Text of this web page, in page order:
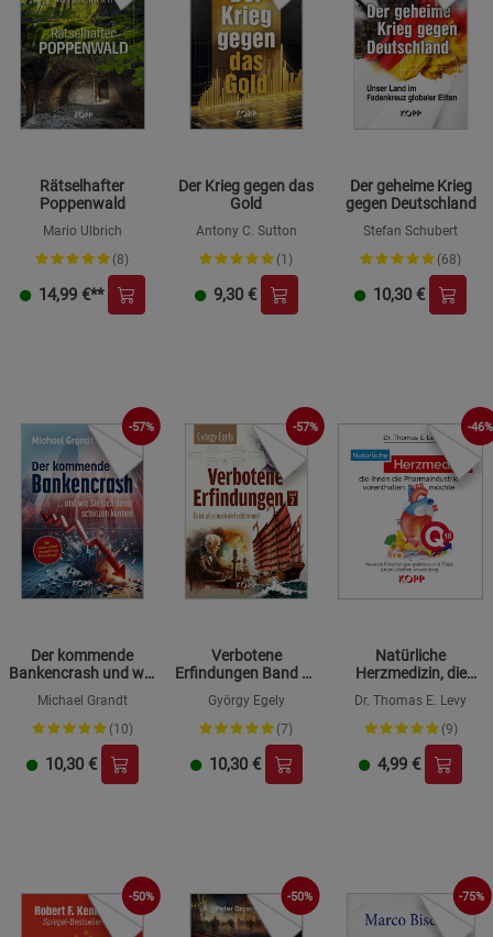
Rätselhafter
Poppenwald
Mario Ulbrich
(8)
14,99 €**
Der Krieg gegen das
Gold
Antony C. Sutton
(1)
9,30 €
Der geheime Krieg
gegen Deutschland
Stefan Schubert
(68)
10,30 €
-57%
Der kommende
Bankencrash und wie
schützen können
Michael Grandt
(10)
10,30 €
-57%
Verbotene
Erfindungen Band 2 -
schlimmer!
György Egely
(7)
10,30 €
-46%
Natürliche
Herzmedizin, die
Pharmaindustrie
vorenthalten möchte
Dr. Thomas E. Levy
(9)
4,99 €
-50% -50% -75%